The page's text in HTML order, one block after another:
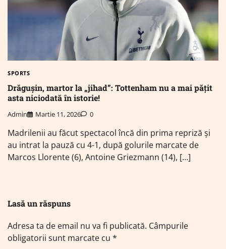
SPORTS
Drăgușin, martor la „jihad”: Tottenham nu a mai pățit
asta niciodată în istorie!
Admin Martie 11, 2026 0
Madrilenii au făcut spectacol încă din prima repriză și
au intrat la pauză cu 4-1, după golurile marcate de
Marcos Llorente (6), Antoine Griezmann (14), […]
Lasă un răspuns
Adresa ta de email nu va fi publicată. Câmpurile
obligatorii sunt marcate cu *